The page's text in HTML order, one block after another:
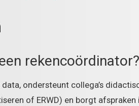
rekencoördinator?
ondersteunt collega’s
of ERWD) en borgt afspraken